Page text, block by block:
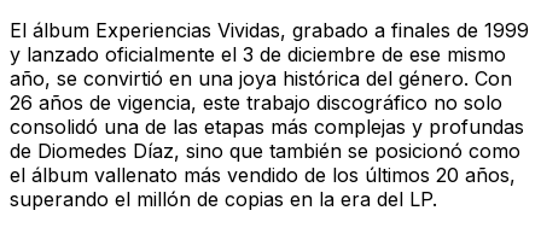
El álbum Experiencias Vividas, grabado a finales de 1999
y lanzado oficialmente el 3 de diciembre de ese mismo
año, se convirtió en una joya histórica del género. Con
26 años de vigencia, este trabajo discográfico no solo
consolidó una de las etapas más complejas y profundas
de Diomedes Díaz, sino que también se posicionó como
el álbum vallenato más vendido de los últimos 20 años,
superando el millón de copias en la era del LP.